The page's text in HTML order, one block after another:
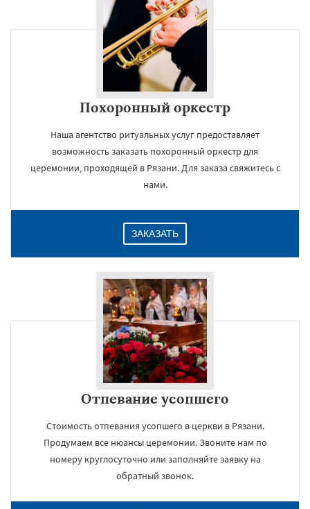
Похоронный оркестр
Наша агентство ритуальных услуг предоставляет
возможность заказать похоронный оркестр для
церемонии, проходящей в Рязани. Для заказа свяжитесь с
нами.
ЗАКАЗАТЬ
Отпевание усопшего
Стоимость отпевания усопшего в церкви в Рязани.
Продумаем все нюансы церемонии. Звоните нам по
номеру круглосуточно или заполняйте заявку на
обратный звонок.